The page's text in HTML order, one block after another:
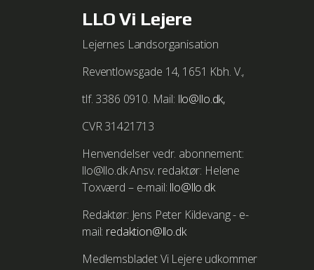
Vejledning i at slette
Vejledning i at slette
Vejledning i at slette
Vejledning i at slette cookies i
http://http://
http://support.apple.com/
LLO Vi Lejere
Lejernes Landsorganisation
Reventlowsgade 14, 1651 Kbh. V.,
tlf. 3386 0910. Mail: llo@llo.dk,
CVR 31421713
Henvendelser vedr. abonnement:
llo@llo.dk Ansv. redaktør: Helene
Toxværd – e-mail: llo@llo.dk
Redaktør: Jens Peter Kildevang - e-
mail: redaktion@llo.dk
Medlemsbladet Vi Lejere udkommer